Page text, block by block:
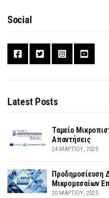
Social
Latest Posts
Ταμείο
Απαντήσεις
24 ΜΑΡΤΊΟΥ, 2025
Προδημοσίευση
Μικρομεσαίων
20 ΜΑΡΤΊΟΥ, 2025